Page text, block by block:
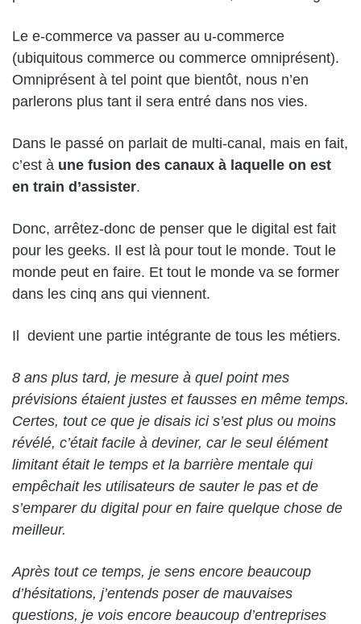
Le e-commerce va passer au u-commerce
(ubiquitous commerce ou commerce omniprésent).
Omniprésent à tel point que bientôt, nous n’en
parlerons plus tant il sera entré dans nos vies.
Dans le passé on parlait de multi-canal, mais en fait,
c’est à une fusion des canaux à laquelle on est
en train d’assister.
Donc, arrêtez-donc de penser que le digital est fait
pour les geeks. Il est là pour tout le monde. Tout le
monde peut en faire. Et tout le monde va se former
dans les cinq ans qui viennent.
Il devient une partie intégrante de tous les métiers.
8 ans plus tard, je mesure à quel point mes
prévisions étaient justes et fausses en même temps.
Certes, tout ce que je disais ici s’est plus ou moins
révélé, c’était facile à deviner, car le seul élément
limitant était le temps et la barrière mentale qui
empêchait les utilisateurs de sauter le pas et de
s’emparer du digital pour en faire quelque chose de
meilleur.
Après tout ce temps, je sens encore beaucoup
d’hésitations, j’entends poser de mauvaises
questions, je vois encore beaucoup d’entreprises